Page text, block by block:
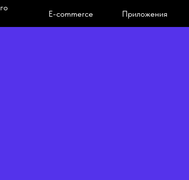
E-commerce Приложения